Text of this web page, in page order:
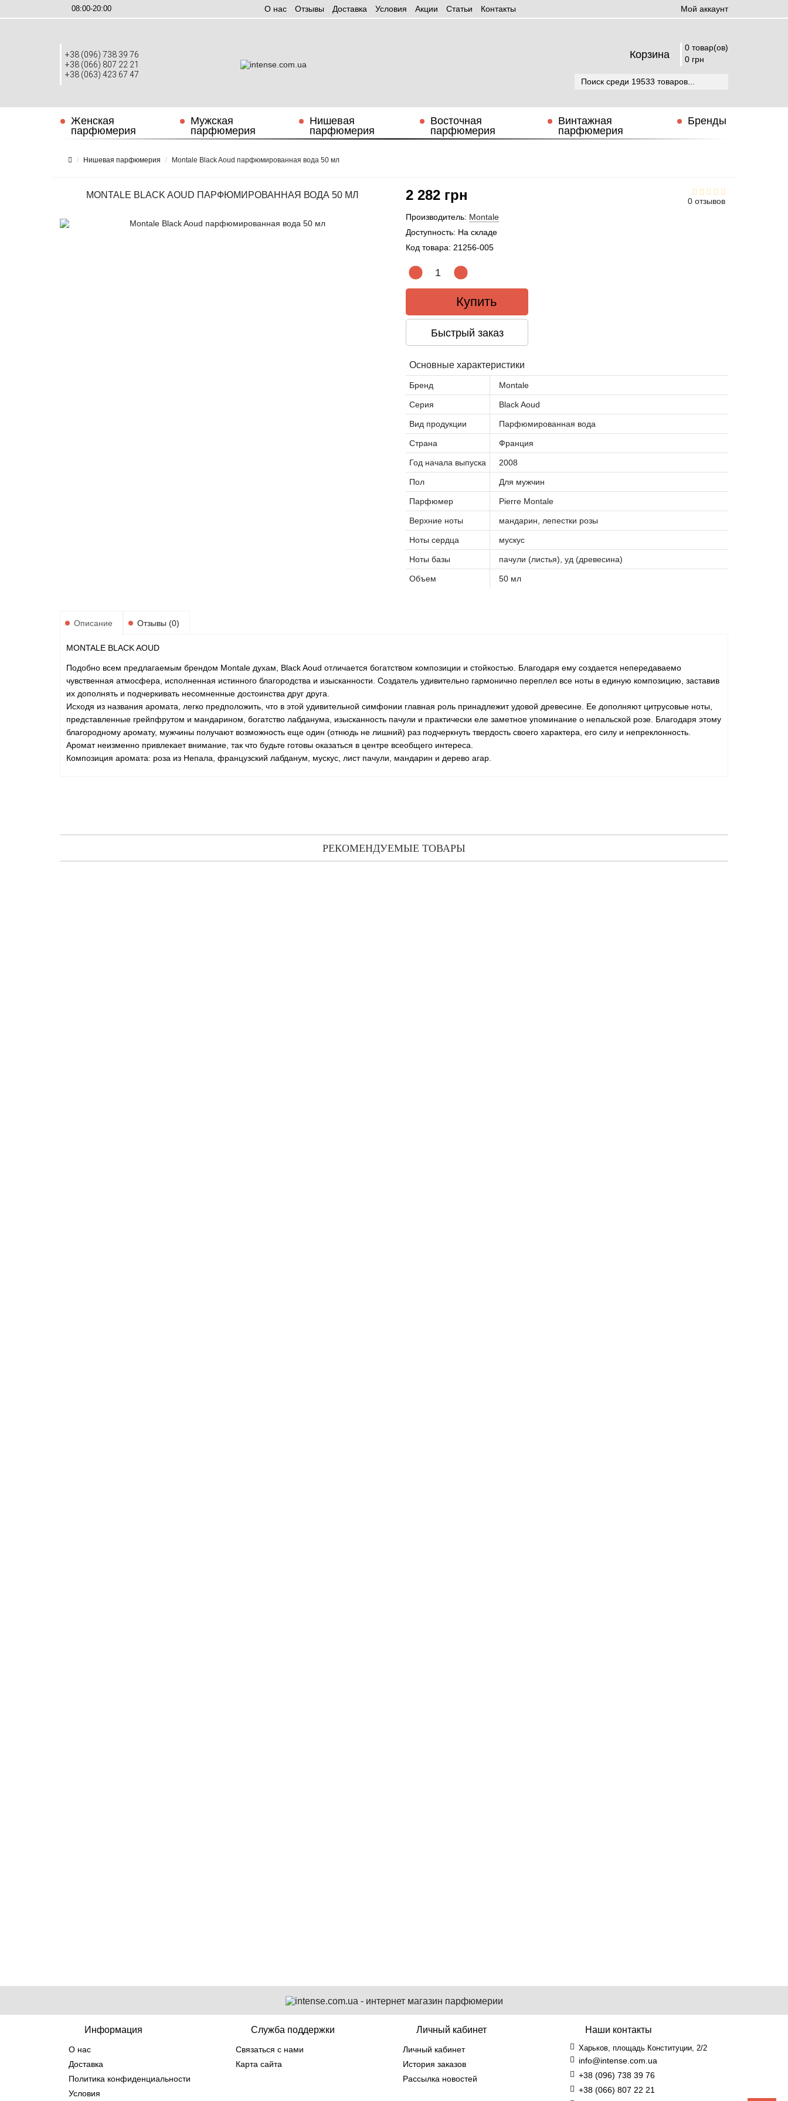
08:00-20:00 О нас Отзывы Доставка Условия Aкции Статьи Контакты Мой аккаунт
+38 (096) 738 39 76
+38 (066) 807 22 21
+38 (063) 423 67 47
Корзина
0 товар(ов)
0 грн
Женская
парфюмерия
Мужская
парфюмерия
Нишевая
парфюмерия
Восточная
парфюмерия
Винтажная
парфюмерия
Бренды
Нишевая парфюмерия Montale Black Aoud парфюмированная вода 50 мл
MONTALE BLACK AOUD ПАРФЮМИРОВАННАЯ ВОДА 50 МЛ
0 отзывов
2 282 грн
Производитель: Montale
Доступность: На складе
Код товара: 21256-005
Купить
Быстрый заказ
Основные характеристики
Бренд Montale
Серия Black Aoud
Вид продукции Парфюмированная вода
Страна Франция
Год начала выпуска 2008
Пол Для мужчин
Парфюмер Pierre Montale
Верхние ноты мандарин, лепестки розы
Ноты сердца мускус
Ноты базы пачули (листья), уд (древесина)
Объем 50 мл
Описание Отзывы (0)
MONTALE BLACK AOUD
Подобно всем предлагаемым брендом Montale духам, Black Aoud отличается богатством композиции и стойкостью. Благодаря ему создается непередаваемо
чувственная атмосфера, исполненная истинного благородства и изысканности. Создатель удивительно гармонично переплел все ноты в единую композицию, заставив
их дополнять и подчеркивать несомненные достоинства друг друга.
Исходя из названия аромата, легко предположить, что в этой удивительной симфонии главная роль принадлежит удовой древесине. Ее дополняют цитрусовые ноты,
представленные грейпфрутом и мандарином, богатство лабданума, изысканность пачули и практически еле заметное упоминание о непальской розе. Благодаря этому
благородному аромату, мужчины получают возможность еще один (отнюдь не лишний) раз подчеркнуть твердость своего характера, его силу и непреклонность.
Аромат неизменно привлекает внимание, так что будьте готовы оказаться в центре всеобщего интереса.
Композиция аромата: роза из Непала, французский лабданум, мускус, лист пачули, мандарин и дерево агар.
РЕКОМЕНДУЕМЫЕ ТОВАРЫ
Информация
О нас
Доставка
Политика конфиденциальности
Условия
Служба поддержки
Связаться с нами
Карта сайта
Личный кабинет
Личный кабинет
История заказов
Рассылка новостей
Наши контакты
Харьков, площадь Конституции, 2/2
info@intense.com.ua
+38 (096) 738 39 76
+38 (066) 807 22 21